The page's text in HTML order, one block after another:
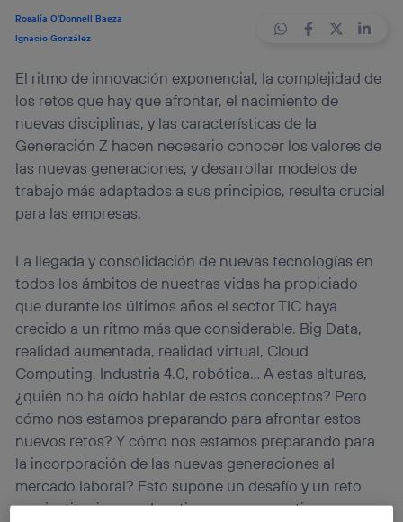
Rosalía O'Donnell Baeza
Ignacio González
El ritmo de innovación exponencial, la complejidad de
los retos que hay que afrontar, el nacimiento de
nuevas disciplinas, y las características de la
Generación Z hacen necesario conocer los valores de
las nuevas generaciones, y desarrollar modelos de
trabajo más adaptados a sus principios, resulta crucial
para las empresas.
La llegada y consolidación de nuevas tecnologías en
todos los ámbitos de nuestras vidas ha propiciado
que durante los últimos años el sector TIC haya
crecido a un ritmo más que considerable. Big Data,
realidad aumentada, realidad virtual, Cloud
Computing, Industria 4.0, robótica… A estas alturas,
¿quién no ha oído hablar de estos conceptos? Pero
cómo nos estamos preparando para afrontar estos
nuevos retos? Y cómo nos estamos preparando para
la incorporación de las nuevas generaciones al
mercado laboral? Esto supone un desafío y un reto
que instituciones educativas y empresas tienen que
contenido
Configurar cookies